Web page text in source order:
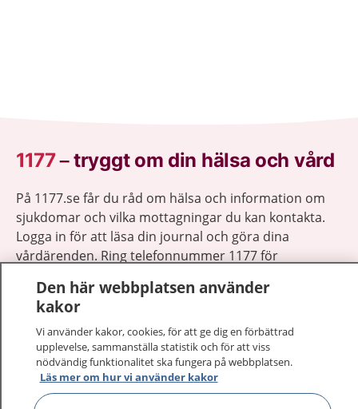
1177–tryggt om din hälsa och vård
På 1177.se får du råd om hälsa och information om
sjukdomar och vilka mottagningar du kan kontakta.
Logga in för att läsa din journal och göra dina
vårdärenden. Ring telefonnummer 1177 för
1177 ger dig råd när du vill må bättre.
1177 på flera språk Visa
Den här webbplatsen använder
kakor
Vi använder kakor, cookies, för att ge dig en förbättrad
upplevelse, sammanställa statistik och för att viss
nödvändig funktionalitet ska fungera på webbplatsen.
Läs mer om hur vi använder kakor